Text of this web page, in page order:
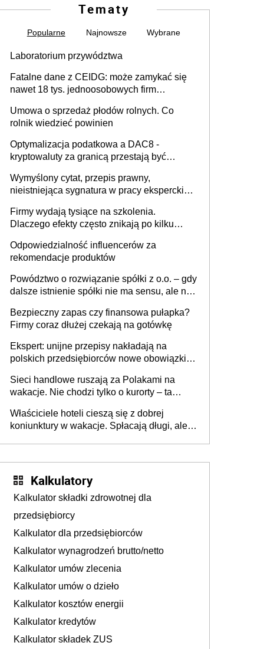
Tematy
Popularne Najnowsze Wybrane
Laboratorium przywództwa
Fatalne dane z CEIDG: może zamykać się
nawet 18 tys. jednoosobowych firm
Umowa o sprzedaż płodów rolnych. Co
rolnik wiedzieć powinien
Optymalizacja podatkowa a DAC8 -
kryptowaluty za granicą przestają być
Wymyślony cytat, przepis prawny,
nieistniejąca sygnatura w pracy eksperckiej -
firmie
Firmy wydają tysiące na szkolenia.
Dlaczego efekty często znikają po kilku
Odpowiedzialność influencerów za
rekomendacje produktów
Powództwo o rozwiązanie spółki z o.o. – gdy
dalsze istnienie spółki nie ma sensu, ale nie
Bezpieczny zapas czy finansowa pułapka?
Firmy coraz dłużej czekają na gotówkę
Ekspert: unijne przepisy nakładają na
polskich przedsiębiorców nowe obowiązki w
Sieci handlowe ruszają za Polakami na
wakacje. Nie chodzi tylko o kurorty – ta
tam, gdzie wielu spędzi urlop po cichu
Właściciele hoteli cieszą się z dobrej
koniunktury w wakacje. Spłacają długi, ale
Kalkulatory
Kalkulator składki zdrowotnej dla
przedsiębiorcy
Kalkulator dla przedsiębiorców
Kalkulator wynagrodzeń brutto/netto
Kalkulator umów zlecenia
Kalkulator umów o dzieło
Kalkulator kosztów energii
Kalkulator kredytów
Kalkulator składek ZUS